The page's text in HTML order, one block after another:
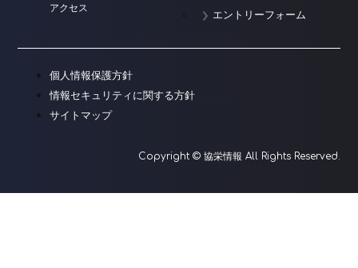
アクセス
エントリーフォーム
個人情報保護方針
情報セキュリティに関する方針
サイトマップ
Copyright © 協栄情報 All Rights Reserved.